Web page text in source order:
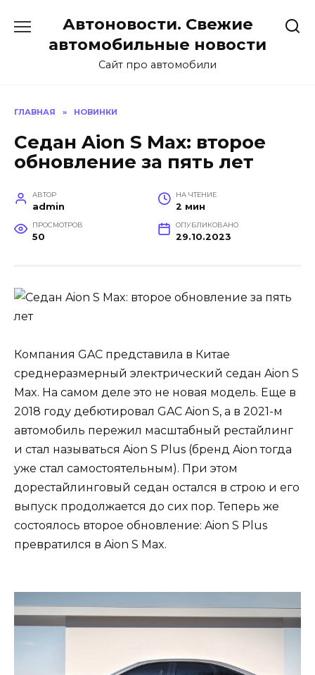
содержанию
Автоновости. Свежие
автомобильные новости
Сайт про автомобили
ГЛАВНАЯ » НОВИНКИ
Седан Aion S Max: второе
обновление за пять лет
АВТОР
admin
НА ЧТЕНИЕ
2 мин
ПРОСМОТРОВ
50
ОПУБЛИКОВАНО
29.10.2023
Компания GAC представила в Китае
среднеразмерный электрический седан Aion S
Max. На самом деле это не новая модель. Еще в
2018 году дебютировал GAC Aion S, а в 2021-м
автомобиль пережил масштабный рестайлинг
и стал называться Aion S Plus (бренд Aion тогда
уже стал самостоятельным). При этом
дорестайлинговый седан остался в строю и его
выпуск продолжается до сих пор. Теперь же
состоялось второе обновление: Aion S Plus
превратился в Aion S Max.